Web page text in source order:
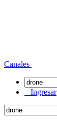
Canales
Ingresar